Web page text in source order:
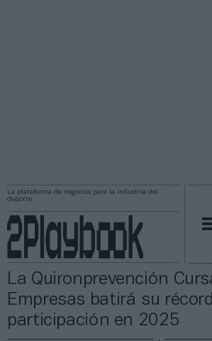
La plataforma de negocios para la industria del
deporte
La Quironprevención
Empresas batirá su
participación en 2025